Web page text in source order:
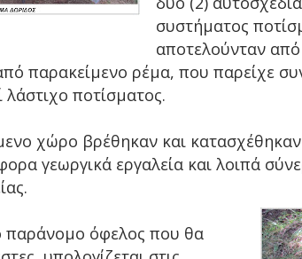
συστήματος
αποτελούνταν
παρακείμενο ρέμα, που παρείχε
ποτίσματος.
χώρο βρέθηκαν και
γεωργικά εργαλεία και λοιπά
παράνομο όφελος που θα